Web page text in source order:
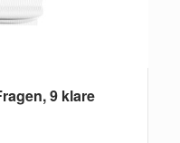
9 klare